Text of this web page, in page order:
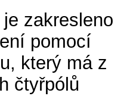
zakresleno
pomocí
který má z
čtyřpólů